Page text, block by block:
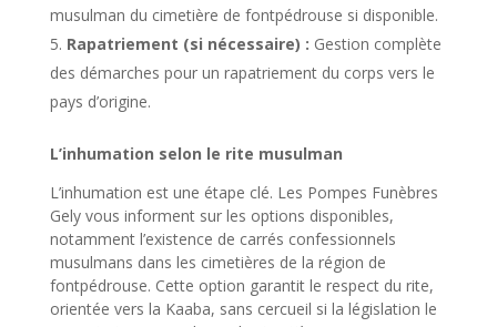
musulman du cimetière de fontpédrouse si disponible.
Rapatriement (si nécessaire) : Gestion complète
des démarches pour un rapatriement du corps vers le
pays d’origine.
L’inhumation selon le rite musulman
L’inhumation est une étape clé. Les Pompes Funèbres
Gely vous informent sur les options disponibles,
notamment l’existence de carrés confessionnels
musulmans dans les cimetières de la région de
fontpédrouse. Cette option garantit le respect du rite,
orientée vers la Kaaba, sans cercueil si la législation le